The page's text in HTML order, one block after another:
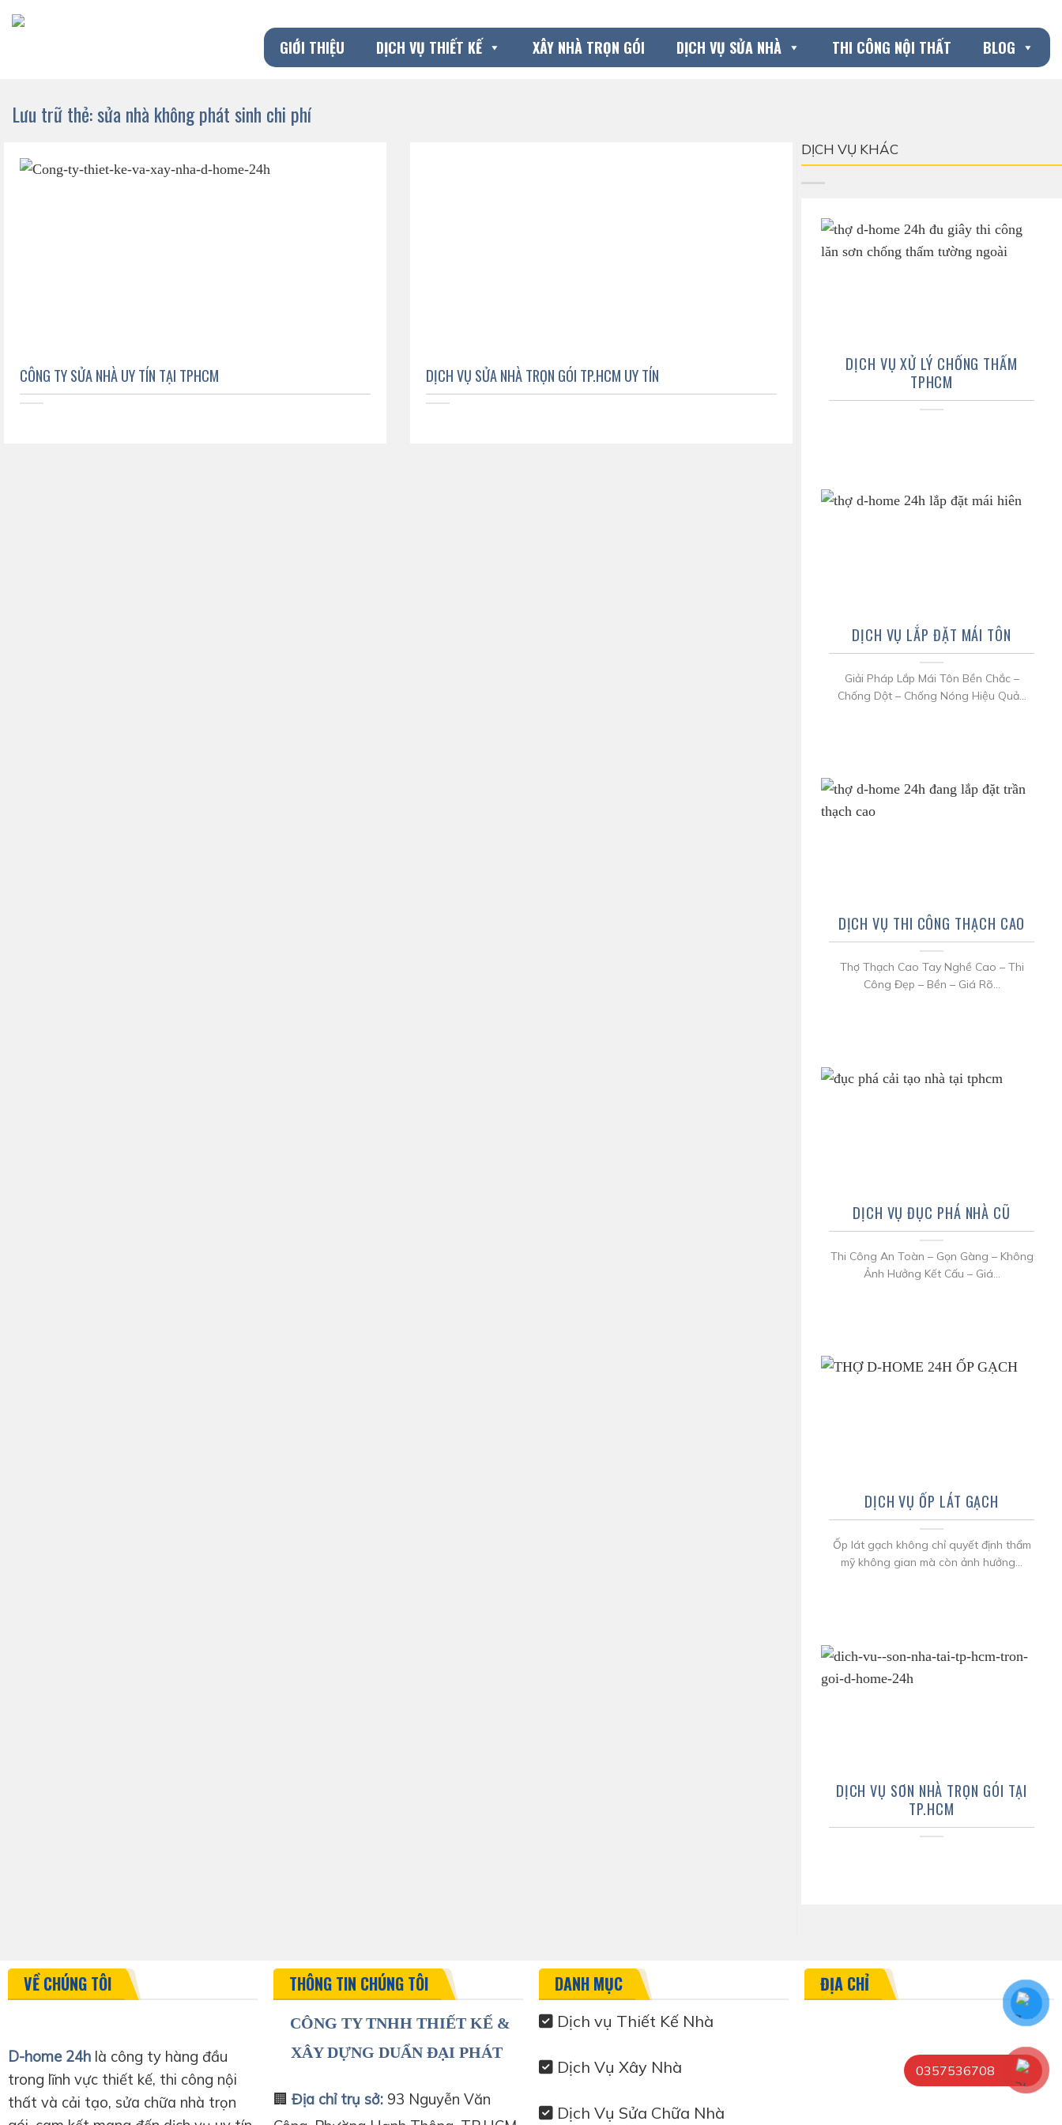
Chuyển
đến
GIỚI THIỆU DỊCH VỤ THIẾT KẾ XÂY NHÀ TRỌN GÓI DỊCH VỤ SỬA NHÀ THI CÔNG NỘI THẤT BLOG
Lưu trữ thẻ:sửa nhà không phát sinh chi phí
CÔNG TY SỬA NHÀ UY TÍN TẠI TPHCM DỊCH VỤ SỬA NHÀ TRỌN GÓI TP.HCM UY TÍN
DỊCH VỤ KHÁC
DỊCH VỤ XỬ LÝ CHỐNG THẤM
TPHCM
DỊCH VỤ LẮP ĐẶT MÁI TÔN
Giải Pháp Lắp Mái Tôn Bền Chắc –
Chống Dột – Chống Nóng Hiệu Quả...
DỊCH VỤ THI CÔNG THẠCH CAO
Thợ Thạch Cao Tay Nghề Cao – Thi
Công Đẹp – Bền – Giá Rõ...
DỊCH VỤ ĐỤC PHÁ NHÀ CŨ
Thi Công An Toàn – Gọn Gàng – Không
Ảnh Hưởng Kết Cấu – Giá...
DỊCH VỤ ỐP LÁT GẠCH
Ốp lát gạch không chỉ quyết định thẩm
mỹ không gian mà còn ảnh hưởng...
DỊCH VỤ SƠN NHÀ TRỌN GÓI TẠI
TP.HCM
VỀ CHÚNG TÔI
D-home 24h là công ty hàng đầu
trong lĩnh vực thiết kế, thi công nội
thất và cải tạo, sửa chữa nhà trọn
THÔNG TIN CHÚNG TÔI
CÔNG TY TNHH THIẾT KẾ &
XÂY DỰNG DUẨN ĐẠI PHÁT
🏢 Địa chỉ trụ sở: 93 Nguyễn Văn
DANH MỤC
Dịch vụ Thiết Kế Nhà
Dịch Vụ Xây Nhà
Dịch Vụ Sửa Chữa Nhà
ĐỊA CHỈ
0357536708